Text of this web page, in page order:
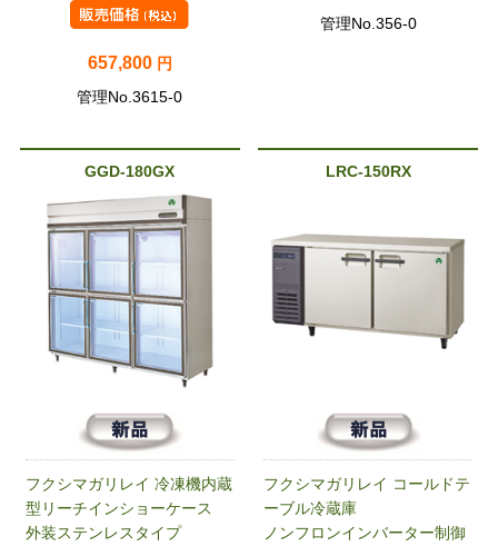
657,800 円
管理No.3615-0
管理No.356-0
GGD-180GX
フクシマガリレイ 冷凍機内蔵
型リーチインショーケース
外装ステンレスタイプ
LRC-150RX
フクシマガリレイ コールドテ
ーブル冷蔵庫
ノンフロンインバーター制御